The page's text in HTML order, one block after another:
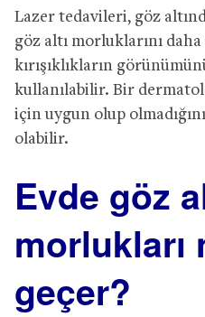
Lazer tedavileri, göz
göz altı morluklarını
kırışıklıkların
kullanılabilir. Bir
için uygun olup
olabilir.
Evde göz
morlukları
geçer?